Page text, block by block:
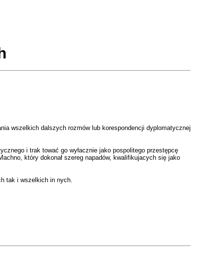
wszelkich dalszych rozmów lub korespondencji dyplomatycznej
i trak tować go wyłacznie jako pospolitego przestępcę
który dokonał szereg napadów, kwalifikujacych się jako
tak i wszelkich in nych.